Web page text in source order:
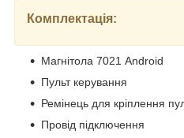
Комплектація:
Магнітола 7021 Android
Пульт керування
Ремінець для кріплення
Провід підключення